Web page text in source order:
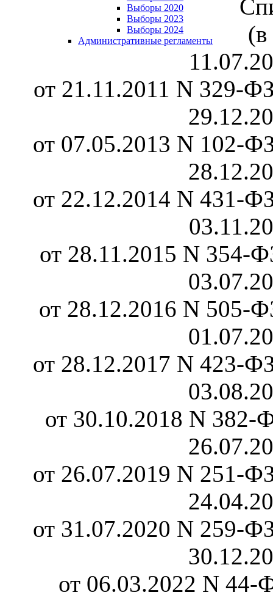
Выборы 2020
Выборы 2023
Выборы 2024
Административные регламенты
(в
от 21.11.2011 N 329-
от 07.05.2013 N 102-
от 22.12.2014 N 431-
от 28.11.2015 N 354-
от 28.12.2016 N 505-
от 28.12.2017 N 423-
от 30.10.2018 N 382-
от 26.07.2019 N 251-
от 31.07.2020 N 259-
от 06.03.2022 N